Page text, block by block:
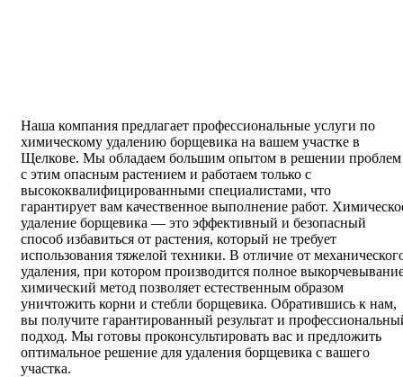
Наша компания предлагает профессиональные услуги по
химическому удалению борщевика на вашем участке в
Щелкове. Мы обладаем большим опытом в решении проблем
с этим опасным растением и работаем только с
высококвалифицированными специалистами, что
гарантирует вам качественное выполнение работ.
удаление борщевика — это эффективный и безопасный
способ избавиться от растения, который не требует
использования тяжелой техники. В отличие от
удаления, при котором производится полное
химический метод позволяет естественным образом
уничтожить корни и стебли борщевика. Обратившись к нам,
вы получите гарантированный результат и
подход. Мы готовы проконсультировать вас и предложить
оптимальное решение для удаления борщевика с вашего
участка.